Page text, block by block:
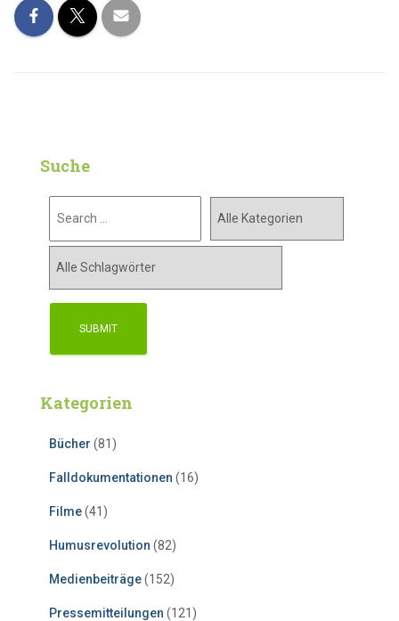
Suche
Kategorien
Bücher (81)
Falldokumentationen (16)
Filme(41)
Humusrevolution (82)
Medienbeiträge(152)
Pressemitteilungen (121)